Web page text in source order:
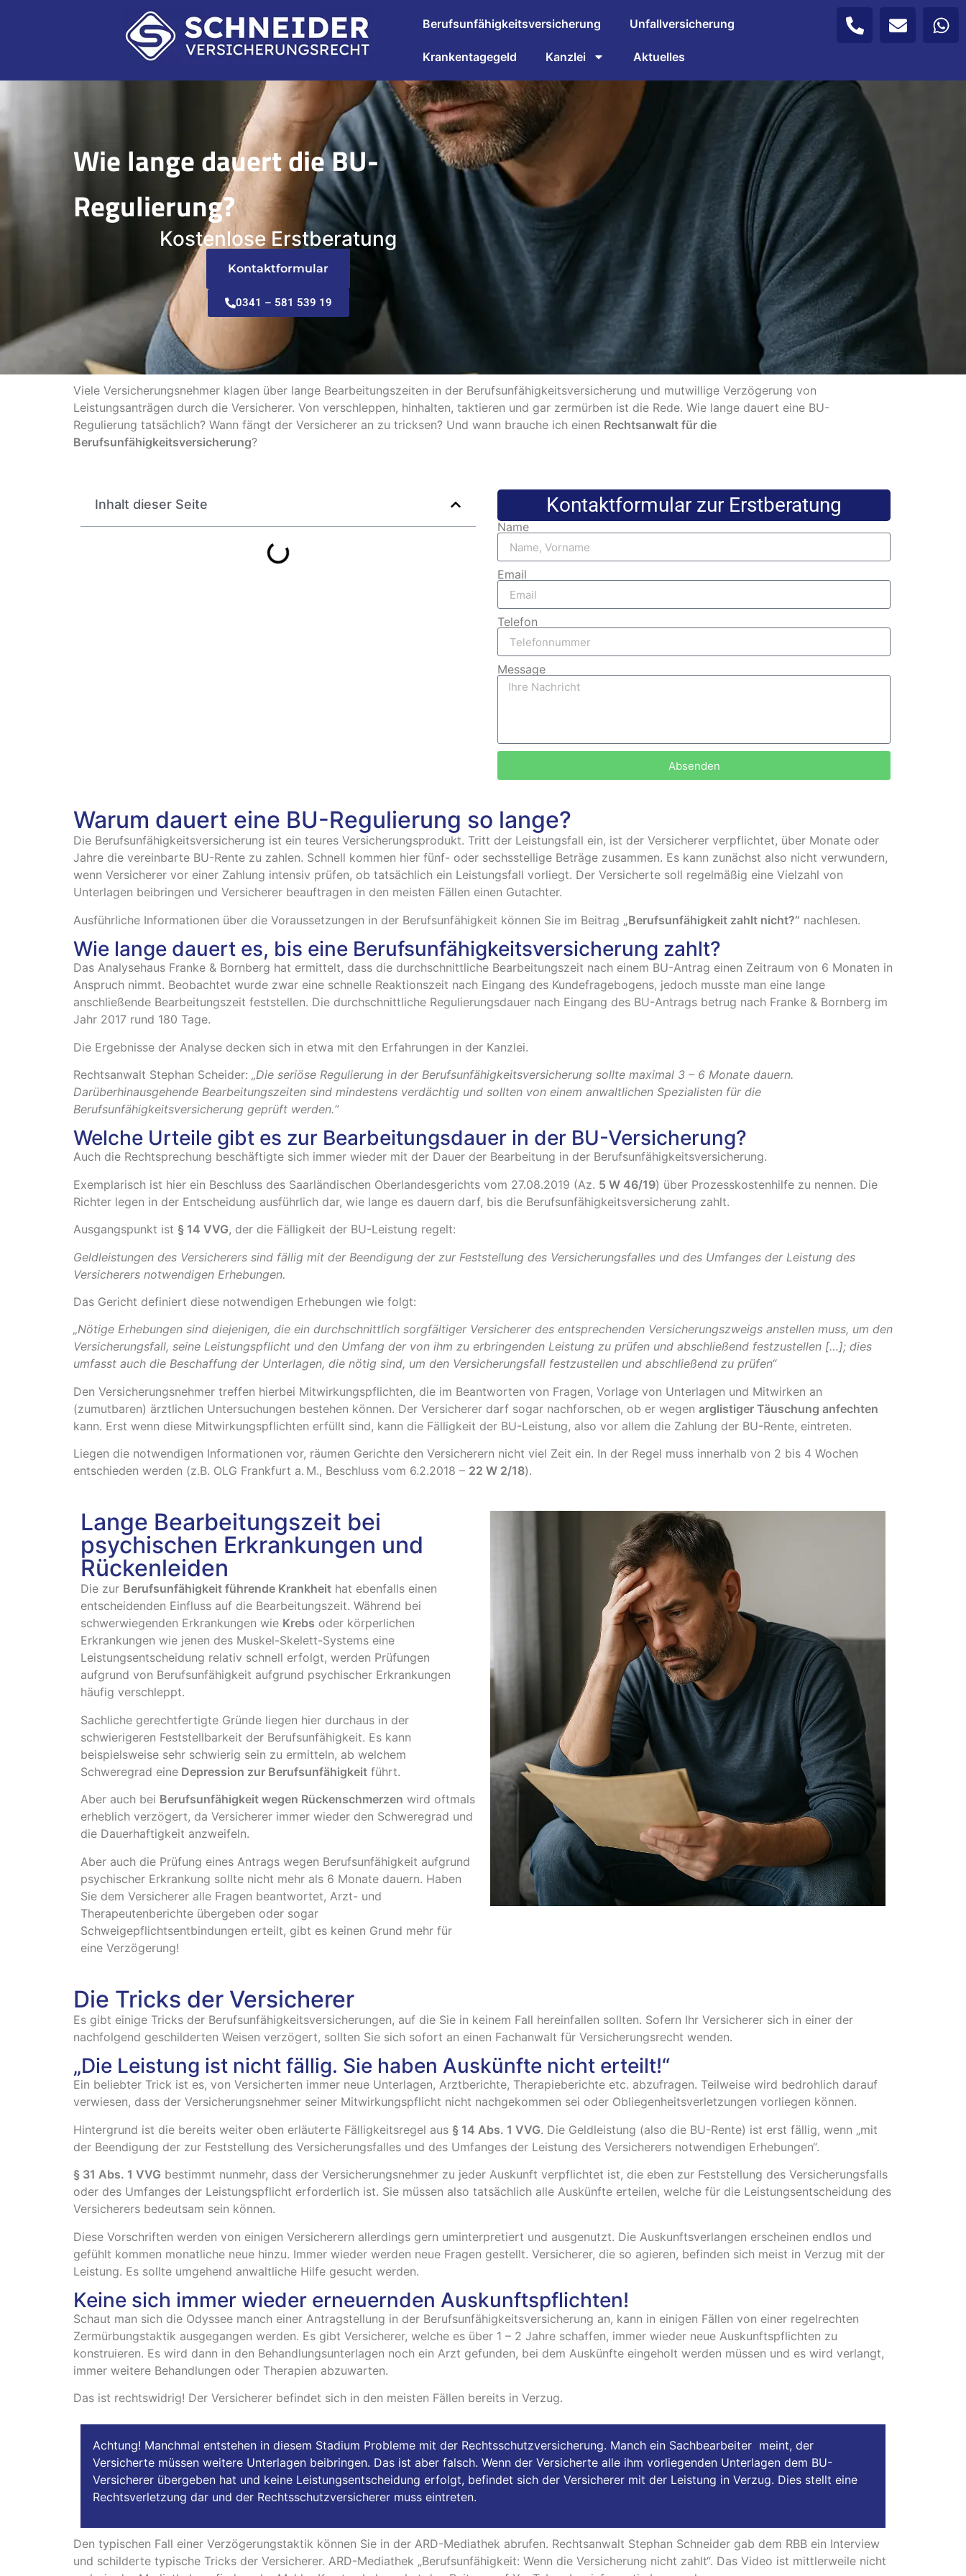
Berufsunfähigkeitsversicherung Unfallversicherung
Krankentagegeld Kanzlei Aktuelles
Wie lange dauert die BU-
Regulierung?
Kostenlose Erstberatung
Kontaktformular
0341 – 581 539 19
Viele Versicherungsnehmer klagen über lange Bearbeitungszeiten in der Berufsunfähigkeitsversicherung und mutwillige Verzögerung von
Leistungsanträgen durch die Versicherer. Von verschleppen, hinhalten, taktieren und gar zermürben ist die Rede. Wie lange dauert eine BU-
Regulierung tatsächlich? Wann fängt der Versicherer an zu tricksen? Und wann brauche ich einen Rechtsanwalt für die
Berufsunfähigkeitsversicherung?
Inhalt dieser Seite Kontaktformular zur Erstberatung
Name
Email
Telefon
Message
Absenden
Warum dauert eine BU-Regulierung so lange?
Die Berufsunfähigkeitsversicherung ist ein teures Versicherungsprodukt. Tritt der Leistungsfall ein, ist der Versicherer verpflichtet, über Monate oder
Jahre die vereinbarte BU-Rente zu zahlen. Schnell kommen hier fünf- oder sechsstellige Beträge zusammen. Es kann zunächst also nicht verwundern,
wenn Versicherer vor einer Zahlung intensiv prüfen, ob tatsächlich ein Leistungsfall vorliegt. Der Versicherte soll regelmäßig eine Vielzahl von
Unterlagen beibringen und Versicherer beauftragen in den meisten Fällen einen Gutachter.
Ausführliche Informationen über die Voraussetzungen in der Berufsunfähigkeit können Sie im Beitrag „Berufsunfähigkeit zahlt nicht?“ nachlesen.
Wie lange dauert es, bis eine Berufsunfähigkeitsversicherung zahlt?
Das Analysehaus Franke & Bornberg hat ermittelt, dass die durchschnittliche Bearbeitungszeit nach einem BU-Antrag einen Zeitraum von 6 Monaten in
Anspruch nimmt. Beobachtet wurde zwar eine schnelle Reaktionszeit nach Eingang des Kundefragebogens, jedoch musste man eine lange
anschließende Bearbeitungszeit feststellen. Die durchschnittliche Regulierungsdauer nach Eingang des BU-Antrags betrug nach Franke & Bornberg im
Jahr 2017 rund 180 Tage.
Die Ergebnisse der Analyse decken sich in etwa mit den Erfahrungen in der Kanzlei.
Rechtsanwalt Stephan Scheider: „Die seriöse Regulierung in der Berufsunfähigkeitsversicherung sollte maximal 3 – 6 Monate dauern.
Darüberhinausgehende Bearbeitungszeiten sind mindestens verdächtig und sollten von einem anwaltlichen Spezialisten für die
Berufsunfähigkeitsversicherung geprüft werden.“
Welche Urteile gibt es zur Bearbeitungsdauer in der BU-Versicherung?
Auch die Rechtsprechung beschäftigte sich immer wieder mit der Dauer der Bearbeitung in der Berufsunfähigkeitsversicherung.
Exemplarisch ist hier ein Beschluss des Saarländischen Oberlandesgerichts vom 27.08.2019 (Az. 5 W 46/19) über Prozesskostenhilfe zu nennen. Die
Richter legen in der Entscheidung ausführlich dar, wie lange es dauern darf, bis die Berufsunfähigkeitsversicherung zahlt.
Ausgangspunkt ist § 14 VVG, der die Fälligkeit der BU-Leistung regelt:
Geldleistungen des Versicherers sind fällig mit der Beendigung der zur Feststellung des Versicherungsfalles und des Umfanges der Leistung des
Versicherers notwendigen Erhebungen.
Das Gericht definiert diese notwendigen Erhebungen wie folgt:
„Nötige Erhebungen sind diejenigen, die ein durchschnittlich sorgfältiger Versicherer des entsprechenden Versicherungszweigs anstellen muss, um den
Versicherungsfall, seine Leistungspflicht und den Umfang der von ihm zu erbringenden Leistung zu prüfen und abschließend festzustellen […]; dies
umfasst auch die Beschaffung der Unterlagen, die nötig sind, um den Versicherungsfall festzustellen und abschließend zu prüfen“
Den Versicherungsnehmer treffen hierbei Mitwirkungspflichten, die im Beantworten von Fragen, Vorlage von Unterlagen und Mitwirken an
(zumutbaren) ärztlichen Untersuchungen bestehen können. Der Versicherer darf sogar nachforschen, ob er wegen arglistiger Täuschung anfechten
kann. Erst wenn diese Mitwirkungspflichten erfüllt sind, kann die Fälligkeit der BU-Leistung, also vor allem die Zahlung der BU-Rente, eintreten.
Liegen die notwendigen Informationen vor, räumen Gerichte den Versicherern nicht viel Zeit ein. In der Regel muss innerhalb von 2 bis 4 Wochen
entschieden werden (z.B. OLG Frankfurt a. M., Beschluss vom 6.2.2018 – 22 W 2/18).
Lange Bearbeitungszeit bei
psychischen Erkrankungen und
Rückenleiden
Die zur Berufsunfähigkeit führende Krankheit hat ebenfalls einen
entscheidenden Einfluss auf die Bearbeitungszeit. Während bei
schwerwiegenden Erkrankungen wie Krebs oder körperlichen
Erkrankungen wie jenen des Muskel-Skelett-Systems eine
Leistungsentscheidung relativ schnell erfolgt, werden Prüfungen
aufgrund von Berufsunfähigkeit aufgrund psychischer Erkrankungen
häufig verschleppt.
Sachliche gerechtfertigte Gründe liegen hier durchaus in der
schwierigeren Feststellbarkeit der Berufsunfähigkeit. Es kann
beispielsweise sehr schwierig sein zu ermitteln, ab welchem
Schweregrad eine Depression zur Berufsunfähigkeit führt.
Aber auch bei Berufsunfähigkeit wegen Rückenschmerzen wird oftmals
erheblich verzögert, da Versicherer immer wieder den Schweregrad und
die Dauerhaftigkeit anzweifeln.
Aber auch die Prüfung eines Antrags wegen Berufsunfähigkeit aufgrund
psychischer Erkrankung sollte nicht mehr als 6 Monate dauern. Haben
Sie dem Versicherer alle Fragen beantwortet, Arzt- und
Therapeutenberichte übergeben oder sogar
Schweigepflichtsentbindungen erteilt, gibt es keinen Grund mehr für
eine Verzögerung!
Die Tricks der Versicherer
Es gibt einige Tricks der Berufsunfähigkeitsversicherungen, auf die Sie in keinem Fall hereinfallen sollten. Sofern Ihr Versicherer sich in einer der
nachfolgend geschilderten Weisen verzögert, sollten Sie sich sofort an einen Fachanwalt für Versicherungsrecht wenden.
„Die Leistung ist nicht fällig. Sie haben Auskünfte nicht erteilt!“
Ein beliebter Trick ist es, von Versicherten immer neue Unterlagen, Arztberichte, Therapieberichte etc. abzufragen. Teilweise wird bedrohlich darauf
verwiesen, dass der Versicherungsnehmer seiner Mitwirkungspflicht nicht nachgekommen sei oder Obliegenheitsverletzungen vorliegen können.
Hintergrund ist die bereits weiter oben erläuterte Fälligkeitsregel aus § 14 Abs. 1 VVG. Die Geldleistung (also die BU-Rente) ist erst fällig, wenn „mit
der Beendigung der zur Feststellung des Versicherungsfalles und des Umfanges der Leistung des Versicherers notwendigen Erhebungen“.
§ 31 Abs. 1 VVG bestimmt nunmehr, dass der Versicherungsnehmer zu jeder Auskunft verpflichtet ist, die eben zur Feststellung des Versicherungsfalls
oder des Umfanges der Leistungspflicht erforderlich ist. Sie müssen also tatsächlich alle Auskünfte erteilen, welche für die Leistungsentscheidung des
Versicherers bedeutsam sein können.
Diese Vorschriften werden von einigen Versicherern allerdings gern uminterpretiert und ausgenutzt. Die Auskunftsverlangen erscheinen endlos und
gefühlt kommen monatliche neue hinzu. Immer wieder werden neue Fragen gestellt. Versicherer, die so agieren, befinden sich meist in Verzug mit der
Leistung. Es sollte umgehend anwaltliche Hilfe gesucht werden.
Keine sich immer wieder erneuernden Auskunftspflichten!
Schaut man sich die Odyssee manch einer Antragstellung in der Berufsunfähigkeitsversicherung an, kann in einigen Fällen von einer regelrechten
Zermürbungstaktik ausgegangen werden. Es gibt Versicherer, welche es über 1 – 2 Jahre schaffen, immer wieder neue Auskunftspflichten zu
konstruieren. Es wird dann in den Behandlungsunterlagen noch ein Arzt gefunden, bei dem Auskünfte eingeholt werden müssen und es wird verlangt,
immer weitere Behandlungen oder Therapien abzuwarten.
Das ist rechtswidrig! Der Versicherer befindet sich in den meisten Fällen bereits in Verzug.
Achtung! Manchmal entstehen in diesem Stadium Probleme mit der Rechtsschutzversicherung. Manch ein Sachbearbeiter meint, der
Versicherte müssen weitere Unterlagen beibringen. Das ist aber falsch. Wenn der Versicherte alle ihm vorliegenden Unterlagen dem BU-
Versicherer übergeben hat und keine Leistungsentscheidung erfolgt, befindet sich der Versicherer mit der Leistung in Verzug. Dies stellt eine
Rechtsverletzung dar und der Rechtsschutzversicherer muss eintreten.
Den typischen Fall einer Verzögerungstaktik können Sie in der ARD-Mediathek abrufen. Rechtsanwalt Stephan Schneider gab dem RBB ein Interview
und schilderte typische Tricks der Versicherer. ARD-Mediathek „Berufsunfähigkeit: Wenn die Versicherung nicht zahlt“. Das Video ist mittlerweile nicht